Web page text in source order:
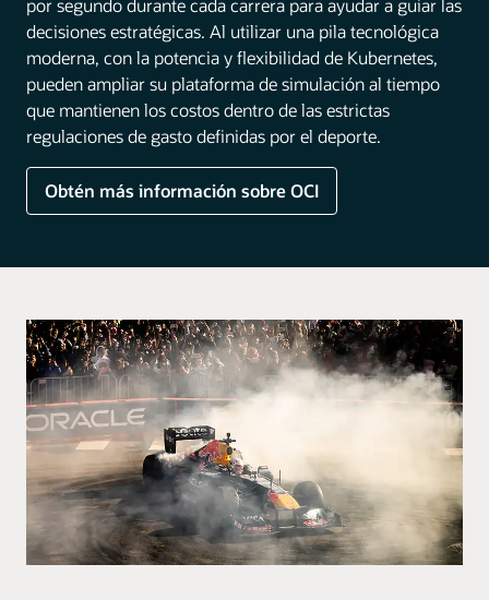
por segundo durante cada carrera para ayudar a guiar las
decisiones estratégicas. Al utilizar una pila tecnológica
moderna, con la potencia y flexibilidad de Kubernetes,
pueden ampliar su plataforma de simulación al tiempo
que mantienen los costos dentro de las estrictas
regulaciones de gasto definidas por el deporte.
Obtén más información sobre OCI